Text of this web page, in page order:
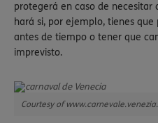
protegerá en caso de
hará si, por ejemplo, tienes
antes de tiempo o tener que
imprevisto.
Courtesy of